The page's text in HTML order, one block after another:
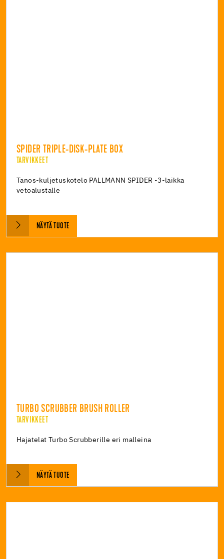
SPIDER TRIPLE-DISK-PLATE BOX
TARVIKKEET
Tanos-kuljetuskotelo PALLMANN SPIDER -3-laikka
vetoalustalle
NÄYTÄ TUOTE
TURBO SCRUBBER BRUSH ROLLER
TARVIKKEET
Hajatelat Turbo Scrubberille eri malleina
NÄYTÄ TUOTE